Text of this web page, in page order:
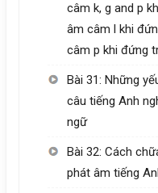
câm k, g and p
âm câm l khi
câm p khi đứng
Bài 31: Những
câu tiếng Anh
ngữ
Bài 32: Cách
phát âm tiếng